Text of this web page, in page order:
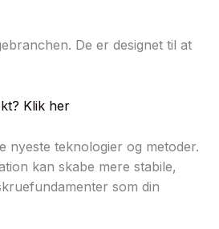
De er designet til at
Klik her
nyeste teknologier og metoder.
kan skabe mere stabile,
som din